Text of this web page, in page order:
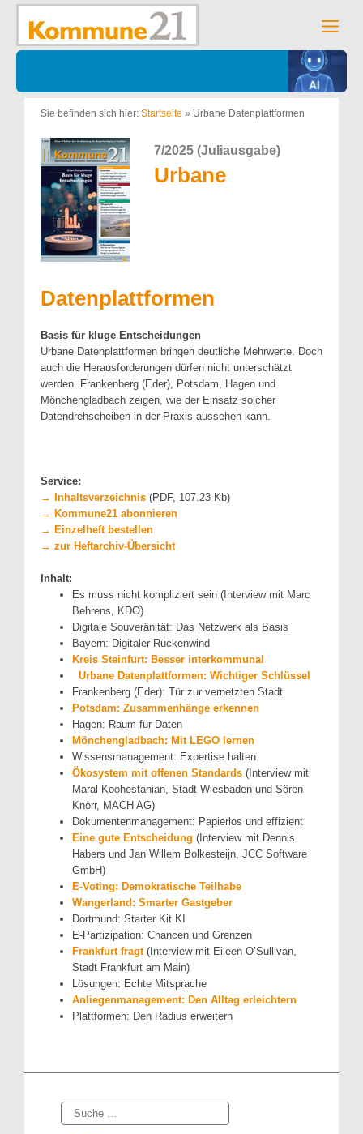
Zum
springen
Sie befinden sich hier: Startseite » Urbane Datenplattformen
7/2025 (Juliausgabe)
Urbane
Datenplattformen
Basis für kluge Entscheidungen
Urbane Datenplattformen bringen deutliche Mehrwerte. Doch
auch die Herausforderungen dürfen nicht unterschätzt
werden. Frankenberg (Eder), Potsdam, Hagen und
Mönchengladbach zeigen, wie der Einsatz solcher
Datendrehscheiben in der Praxis aussehen kann.
Service:
→ Inhaltsverzeichnis (PDF, 107.23 Kb)
→ Kommune21 abonnieren
→ Einzelheft bestellen
→ zur Heftarchiv-Übersicht
Inhalt:
Es muss nicht kompliziert sein (Interview mit Marc
Behrens, KDO)
Digitale Souveränität: Das Netzwerk als Basis
Bayern: Digitaler Rückenwind
Kreis Steinfurt: Besser interkommunal
Urbane Datenplattformen: Wichtiger Schlüssel
Frankenberg (Eder): Tür zur vernetzten Stadt
Potsdam: Zusammenhänge erkennen
Hagen: Raum für Daten
Mönchengladbach: Mit LEGO lernen
Wissensmanagement: Expertise halten
Ökosystem mit offenen Standards (Interview mit
Maral Koohestanian, Stadt Wiesbaden und Sören
Knörr, MACH AG)
Dokumentenmanagement: Papierlos und effizient
Eine gute Entscheidung (Interview mit Dennis
Habers und Jan Willem Bolkesteijn, JCC Software
GmbH)
E-Voting: Demokratische Teilhabe
Wangerland: Smarter Gastgeber
Dortmund: Starter Kit KI
E-Partizipation: Chancen und Grenzen
Frankfurt fragt(Interview mit Eileen O’Sullivan,
Stadt Frankfurt am Main)
Lösungen: Echte Mitsprache
Anliegenmanagement: Den Alltag erleichtern
Plattformen: Den Radius erweitern
Suche